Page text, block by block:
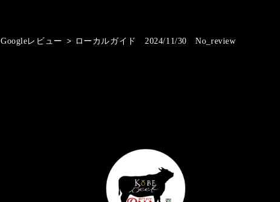
Googleレビュー > ローカルガイド 2024/11/30 No_review